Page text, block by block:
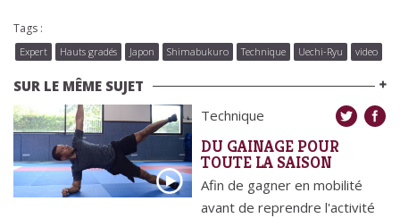
Tags :
Expert Hauts gradés Japon Shimabukuro Technique Uechi-Ryu video
SUR LE MÊME SUJET
Technique
DU GAINAGE POUR
TOUTE LA SAISON
Afin de gagner en mobilité
avant de reprendre l'activité